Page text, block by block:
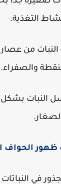
التغذية.
من
بشكل
الحواف
في